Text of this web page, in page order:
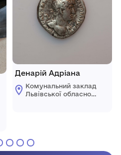
Денарій Адріана
Комунальний заклад
Львівської обласної